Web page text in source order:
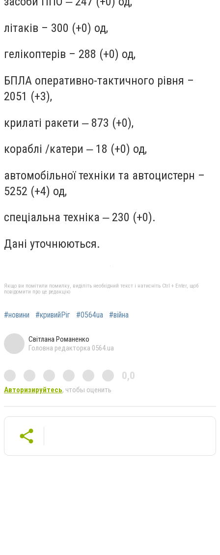
літаків – 300 (+0) од,
гелікоптерів – 288 (+0) од,
БПЛА оперативно-тактичного рівня –
2051 (+3),
крилаті ракети ‒ 873 (+0),
кораблі /катери ‒ 18 (+0) од,
автомобільної техніки та автоцистерн –
5252 (+4) од,
спеціальна техніка ‒ 230 (+0).
Дані уточнюються.
Якщо ви помітили помилку, виділіть необхідний текст і натисніть Ctrl + Enter, щоб
повідомити про це редакцію
#новини #кривийРіг #0564ua #війна
Світлана Романенко
Головна редакторка 0564.ua
0,0
Авторизируйтесь, чтобы оценить